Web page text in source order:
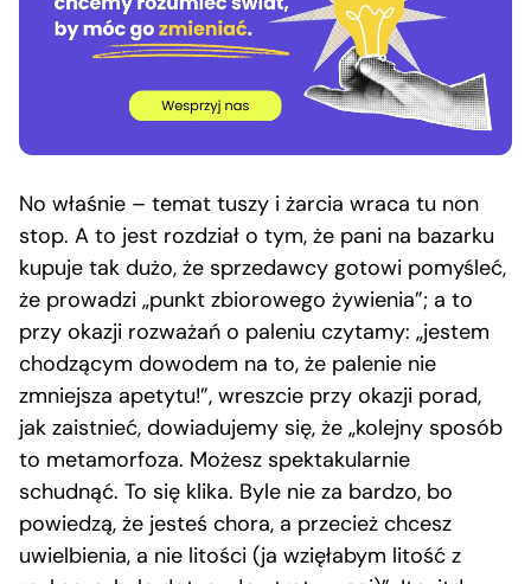
No właśnie – temat tuszy i żarcia wraca tu non
stop. A to jest rozdział o tym, że pani na bazarku
kupuje tak dużo, że sprzedawcy gotowi pomyśleć,
że prowadzi „punkt zbiorowego żywienia”; a to
przy okazji rozważań o paleniu czytamy: „jestem
chodzącym dowodem na to, że palenie nie
zmniejsza apetytu!”, wreszcie przy okazji porad,
jak zaistnieć, dowiadujemy się, że „kolejny sposób
to metamorfoza. Możesz spektakularnie
schudnąć. To się klika. Byle nie za bardzo, bo
powiedzą, że jesteś chora, a przecież chcesz
uwielbienia, a nie litości (ja wzięłabym litość z